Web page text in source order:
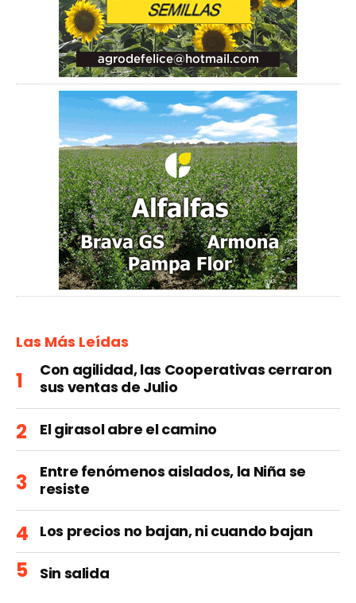
Las Más Leídas
Con agilidad, las Cooperativas cerraron
sus ventas de Julio
El girasol abre el camino
Entre fenómenos aislados, la Niña se
resiste
Los precios no bajan, ni cuando bajan
Sin salida